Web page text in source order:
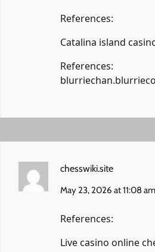
References:
Catalina island
References:
chesswiki.site
May 23, 2026 at 11:08 am
References:
Live casino online